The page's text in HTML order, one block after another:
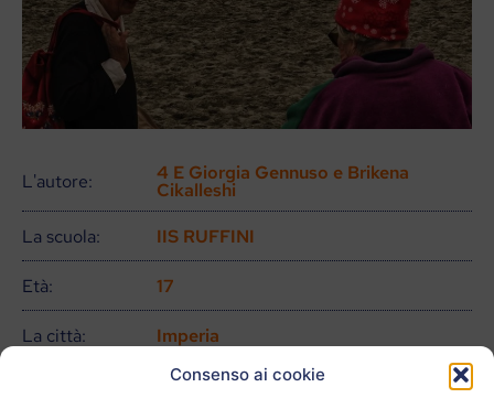
Consenso ai cookie
L'autore: 4 E Giorgia Gennuso e Brikena
Cikalleshi
La scuola:
IIS RUFFINI
Età: 17
La città: Imperia
Italia